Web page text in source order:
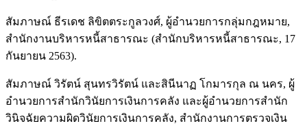
สัมภาษณ์ ธีรเดช ลิขิตตระกูลวงศ์, ผู้อำนวยการกลุ่มกฎหมาย,
สำนักงานบริหารหนี้สาธารณะ (สำนักบริหารหนี้สาธารณะ, 17
กันยายน 2563).
สัมภาษณ์ วิรัตน์ สุนทรวิรัตน์ และสินีนาฏ โกมารกุล ณ นคร, ผู้
อำนวยการสำนักวินัยการเงินการคลัง และผู้อำนวยการสำนัก
วินิจฉัยความผิดวินัยการเงินการคลัง, สำนักงานการตรวจเงิน